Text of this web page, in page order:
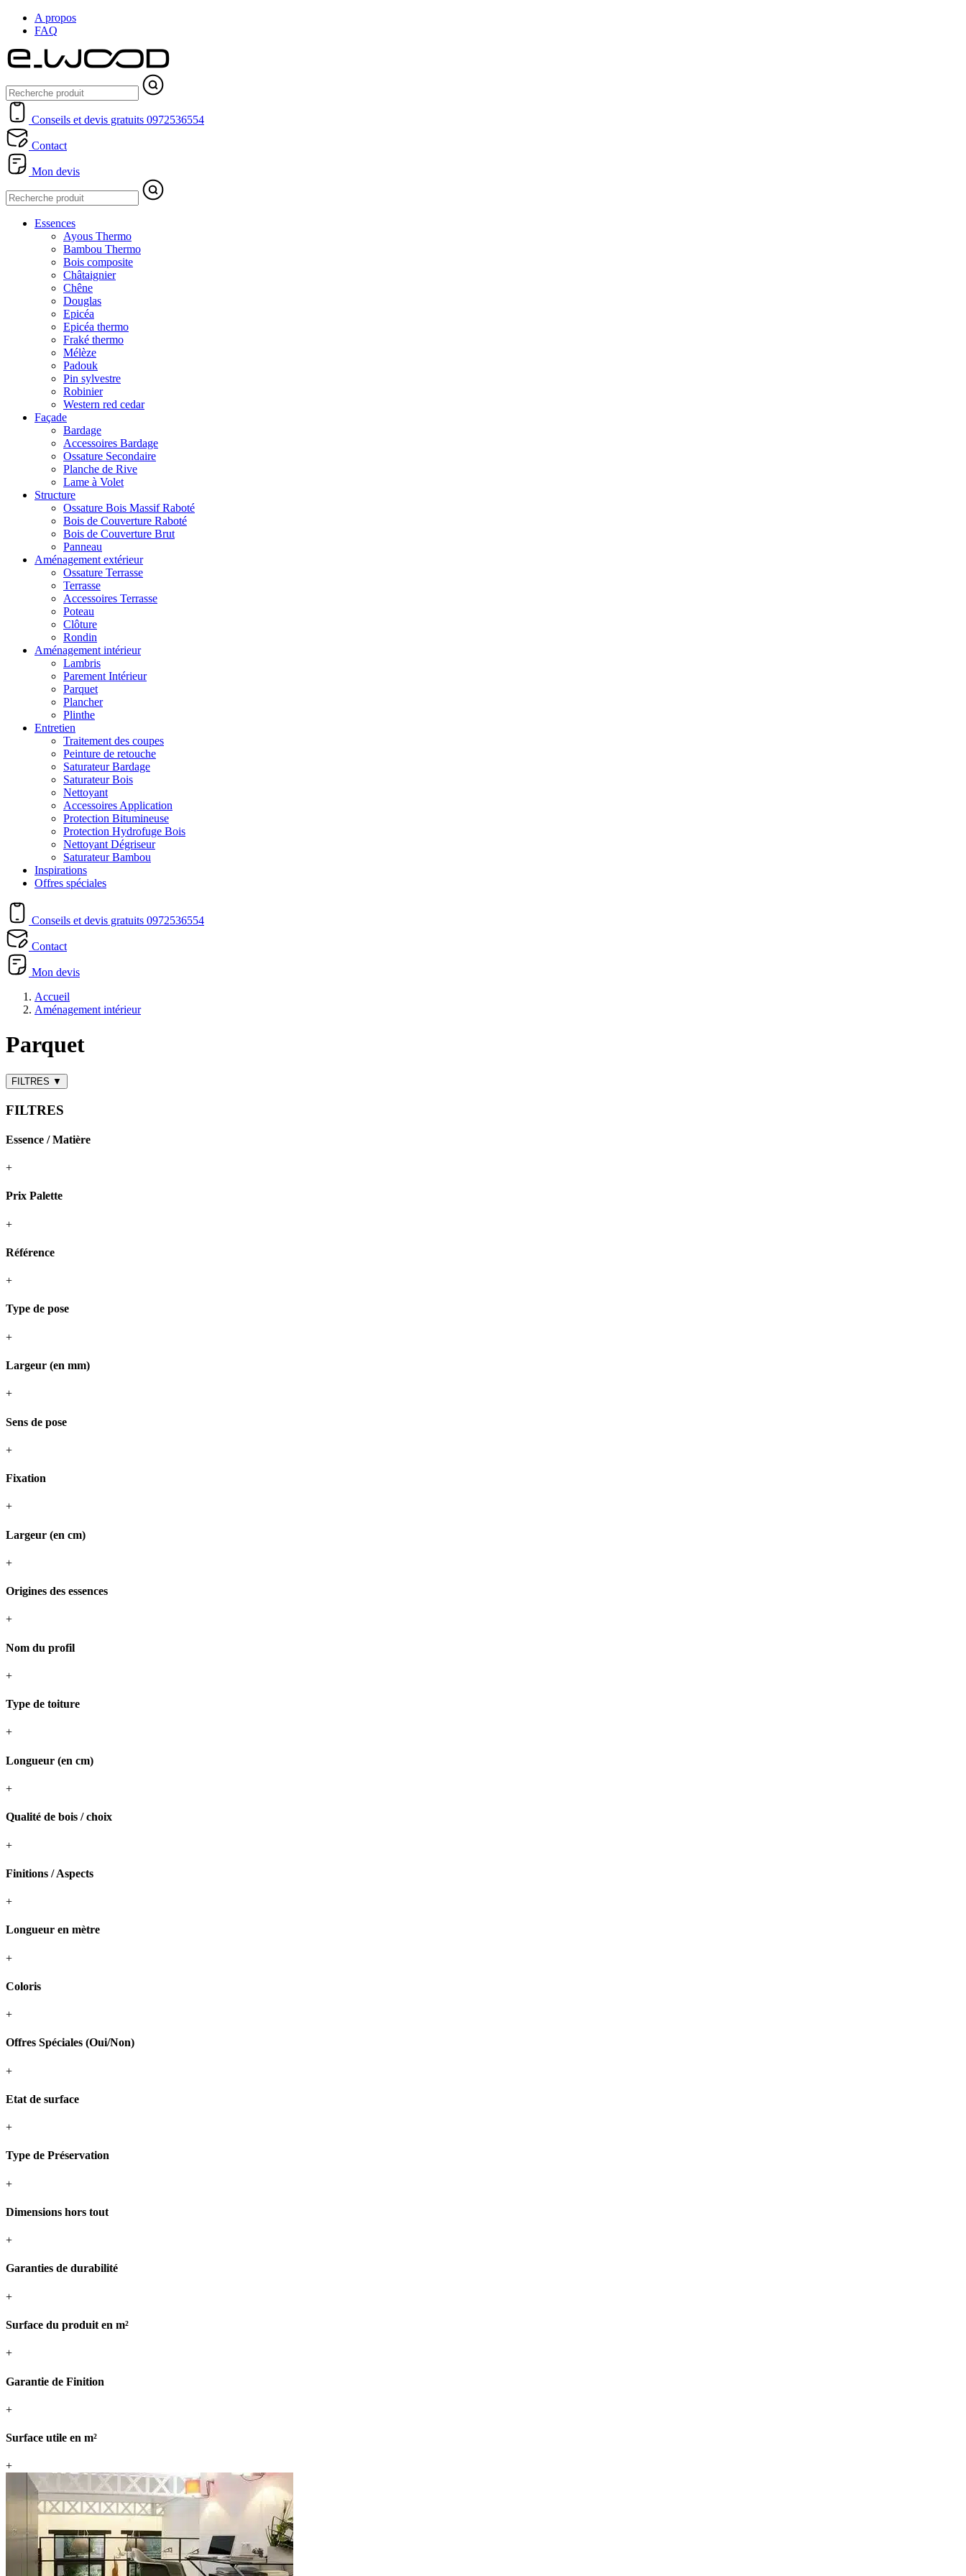
A propos
FAQ
Conseils et devis gratuits 0972536554
Contact
Mon devis
Essences
Ayous Thermo
Bambou Thermo
Bois composite
Châtaignier
Chêne
Douglas
Epicéa
Epicéa thermo
Fraké thermo
Mélèze
Padouk
Pin sylvestre
Robinier
Western red cedar
Façade
Bardage
Accessoires Bardage
Ossature Secondaire
Planche de Rive
Lame à Volet
Structure
Ossature Bois Massif Raboté
Bois de Couverture Raboté
Bois de Couverture Brut
Panneau
Aménagement extérieur
Ossature Terrasse
Terrasse
Accessoires Terrasse
Poteau
Clôture
Rondin
Aménagement intérieur
Lambris
Parement Intérieur
Parquet
Plancher
Plinthe
Entretien
Traitement des coupes
Peinture de retouche
Saturateur Bardage
Saturateur Bois
Nettoyant
Accessoires Application
Protection Bitumineuse
Protection Hydrofuge Bois
Nettoyant Dégriseur
Saturateur Bambou
Inspirations
Offres spéciales
Conseils et devis gratuits 0972536554
Contact
Mon devis
Accueil
Aménagement intérieur
Parquet
FILTRES ▼
FILTRES
Essence / Matière
+
Prix Palette
+
Référence
+
Type de pose
+
Largeur (en mm)
+
Sens de pose
+
Fixation
+
Largeur (en cm)
+
Origines des essences
+
Nom du profil
+
Type de toiture
+
Longueur (en cm)
+
Qualité de bois / choix
+
Finitions / Aspects
+
Longueur en mètre
+
Coloris
+
Offres Spéciales (Oui/Non)
+
Etat de surface
+
Type de Préservation
+
Dimensions hors tout
+
Garanties de durabilité
+
Surface du produit en m²
+
Garantie de Finition
+
Surface utile en m²
+